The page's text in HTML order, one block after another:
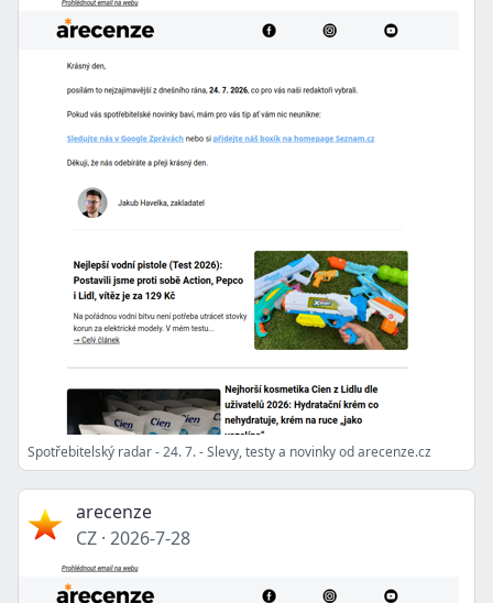
Spotřebitelský radar - 24. 7. - Slevy, testy a novinky od arecenze.cz
arecenze
CZ · 2026-7-28